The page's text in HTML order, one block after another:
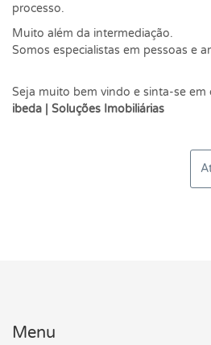
processo.
Muito além da intermediação.
Somos especialistas em pessoas e
Seja muito bem vindo e sinta-se em
ibeda | Soluções Imobiliárias
Menu